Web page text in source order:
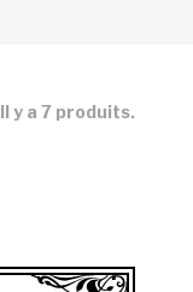
Il y a 7 produits.